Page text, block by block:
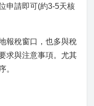
申請即可(約3-5天核
報稅窗口，也多與稅
求與注意事項。尤其
。